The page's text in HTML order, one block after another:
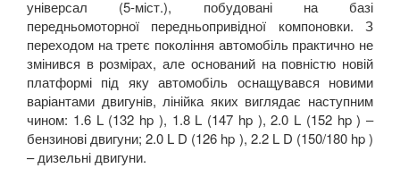
універсал (5-міст.), побудовані на базі
передньомоторної передньопривідної компоновки. З
переходом на третє покоління автомобіль практично не
змінився в розмірах, але оснований на повністю новій
платформі під яку автомобіль оснащувався новими
варіантами двигунів, лінійка яких виглядає наступним
чином: 1.6 L (132 hp ), 1.8 L (147 hp ), 2.0 L (152 hp ) –
бензинові двигуни; 2.0 L D (126 hp ), 2.2 L D (150/180 hp )
– дизельні двигуни.